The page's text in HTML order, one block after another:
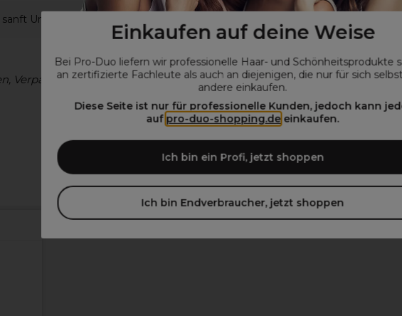
Einkaufen auf deine Weise
Bei Pro-Duo liefern wir professionelle Haar- und Schönheitsprodukte
an zertifizierte Fachleute als auch an diejenigen, die nur für sich
andere einkaufen.
Diese Seite ist nur für professionelle Kunden, jedoch kann
auf pro-duo-shopping.deeinkaufen.
Ich bin ein Profi, jetzt shoppen
Ich bin Endverbraucher, jetzt shoppen
Unreinheiten und Make-up-Rückstände.+ Calendula-Extrakt
Verpackung beachten)